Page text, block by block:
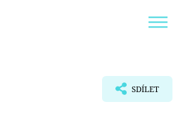
SDÍLET